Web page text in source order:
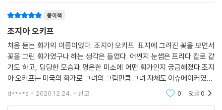
주변의 사물을 자신만의 방식으로 독특하게 표현한 조지아 오키프의 그림
은 신비롭지만 따뜻하게 느껴집니다. 화가가 그 소재를 얼마나 좋아하는
지, 그 장소에서 얼마나 평화로운지를 특별한 설명 없이도 그림을 보는 사
람들에게 고스란히 전해 주기 때문입니다. 아울러 ‘그림에는 특별한 의미
가 담겨 있고 그 의미를 읽어 내야 한다.’는 부담감을 덜어 줍니다. 조지아
오키프의 이야기는 어린이들에게 그림 감상에 대한 두려움을 넘어설 수 있
게 해 줍니다. 나아가 자신만의 그림을 그릴 용기를 불어넣어 주지요. 어쩌
종이책
조지아 오키프
처음 듣는 화가의 이름이었다. 조지아 오키프. 표지에 그려진 꽃을 보면서
꽃을 그린 화가였구나 하는 생각은 들었다. 어쩐지 눈썹은 프리다 칼로 같
기도 하고, 당당한 모습과 평온한 미소에 어떤 화가인지 궁금해졌다.조지
아 오키프는 미국의 화가로 그녀의 그림만큼 그녀 자체도 이슈메이커였다.
대학에서 조교를 하며 그림을 가르치던 중, 친구에게 보낸 그림 몇 점이 당
d****s 2020.12.24. 신고 0 댓글0